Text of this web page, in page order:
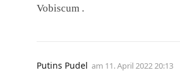
Vobiscum .
Putins Pudel am 11. April 2022 20:13